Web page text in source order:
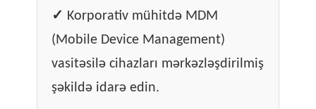
✓ Korporativ mühitdə MDM
(Mobile Device Management)
vasitəsilə cihazları mərkəzləşdirilmiş
şəkildə idarə edin.